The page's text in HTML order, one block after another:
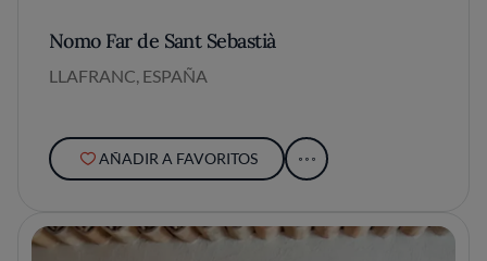
Nomo Far de Sant Sebastià
LLAFRANC, ESPAÑA
AÑADIR A FAVORITOS